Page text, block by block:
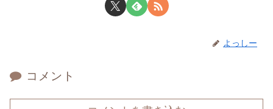
よっしー
コメント